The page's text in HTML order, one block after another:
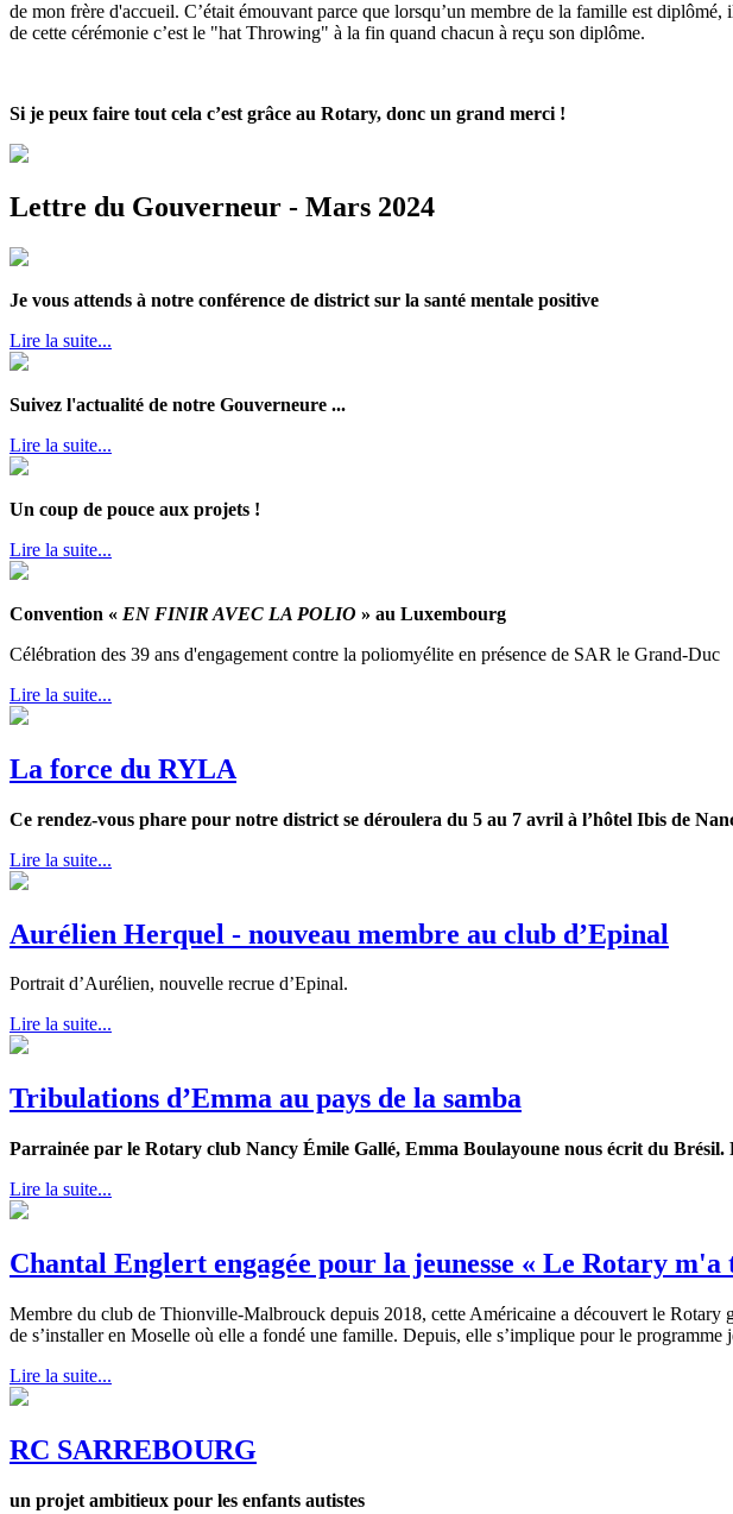
de mon frère d'accueil. C’était émouvant parce que lorsqu’un membre de la famille est
de cette cérémonie c’est le "hat Throwing" à la fin quand chacun à reçu son diplôme.
Si je peux faire tout cela c’est grâce au Rotary, donc un grand merci !
Lettre du Gouverneur - Mars 2024
Je vous attends à notre conférence de district sur la santé mentale positive
Lire la suite...
Suivez l'actualité de notre Gouverneure ...
Lire la suite...
Un coup de pouce aux projets !
Lire la suite...
Convention « EN FINIR AVEC LA POLIO » au Luxembourg
Célébration des 39 ans d'engagement contre la poliomyélite en présence de SAR le Grand-Duc
Lire la suite...
La force du RYLA
Ce rendez-vous phare pour notre district se déroulera du 5 au 7 avril à l’hôtel Ibis de
Lire la suite...
Aurélien Herquel - nouveau membre au club d’Epinal
Portrait d’Aurélien, nouvelle recrue d’Epinal.
Lire la suite...
Tribulations d’Emma au pays de la samba
Parrainée par le Rotary club Nancy Émile Gallé, Emma Boulayoune nous écrit du Brésil.
Lire la suite...
Chantal Englert engagée pour la jeunesse « Le Rotary m'a
Membre du club de Thionville-Malbrouck depuis 2018, cette Américaine a découvert le Rotary
de s’installer en Moselle où elle a fondé une famille. Depuis, elle s’implique pour le programme
Lire la suite...
RC SARREBOURG
un projet ambitieux pour les enfants autistes